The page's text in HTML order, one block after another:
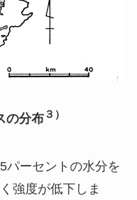
の分布３）
パーセントの水分を
強度が低下しま